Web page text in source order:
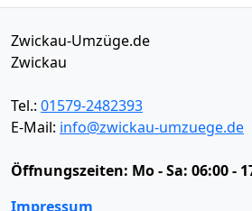
Zwickau-Umzüge.de
Zwickau
Tel.: 01579-2482393
E-Mail: info@zwickau-umzuege.de
Öffnungszeiten: Mo - Sa: 06:00 -
Impressum